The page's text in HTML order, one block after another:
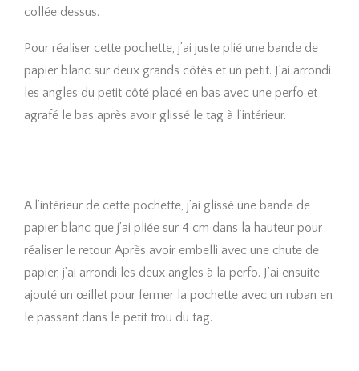
collée dessus.
Pour réaliser cette pochette, j’ai juste plié une bande de
papier blanc sur deux grands côtés et un petit. J’ai arrondi
les angles du petit côté placé en bas avec une perfo et
agrafé le bas après avoir glissé le tag à l’intérieur.
A l’intérieur de cette pochette, j’ai glissé une bande de
papier blanc que j’ai pliée sur 4 cm dans la hauteur pour
réaliser le retour. Après avoir embelli avec une chute de
papier, j’ai arrondi les deux angles à la perfo. J’ai ensuite
ajouté un œillet pour fermer la pochette avec un ruban en
le passant dans le petit trou du tag.